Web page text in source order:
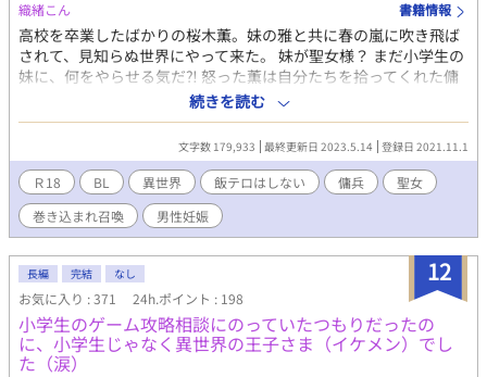
織緒こん 書籍情報
高校を卒業したばかりの桜木薫。妹の雅と共に春の嵐に吹き飛ば
されて、見知らぬ世界にやって来た。 妹が聖女様？ まだ小学生の
妹に、何をやらせる気だ⁈ 怒った薫は自分たちを拾ってくれた傭
兵団で身をひそめつつ、雅を神殿から隠すことにした。 傭兵団の
賄い夫として働きつつ、少しずつ異世界に馴染んで行く桜木兄妹
は次第にこの傭兵団がワケアリであることを知っていく。そして
傭兵団を率いる副団長の為人も⋯⋯。 豪快な傭兵 × オカン少
年 ⁂ ⁂ ⁂ ⁂ ⁂ この作品はR18要素を含みます。『えっち
はえっちに書こう』がモットーです。該当部分には『✳︎』を付け
ますので十八歳未満のお嬢様、えちえちが苦手な方は『✳︎』を目
安にご自衛ください。
続きを読む
文字数 179,933 最終更新日 2023.5.14 登録日 2021.11.1
Ｒ18 BL 異世界 飯テロはしない 傭兵
聖女
巻き込まれ召喚
男性妊娠
12
長編 完結 なし
お気に入り : 371 24h.ポイント : 198
小学生のゲーム攻略相談にのっていたつもりだったの
に、小学生じゃなく異世界の王子さま（イケメン）でし
た（涙）